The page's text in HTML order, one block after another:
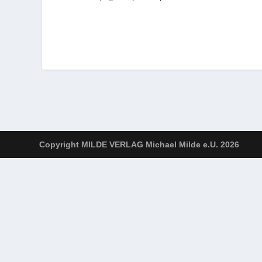
Copyright MILDE VERLAG Michael Milde e.U. 2026